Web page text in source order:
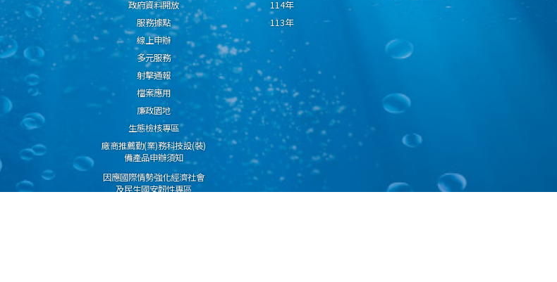
政府資料開放
服務據點
線上申辦
多元服務
射擊通報
檔案應用
廉政園地
生態檢核專區
廠商推薦勤(業)務科技設(裝)
備產品申辦須知
因應國際情勢強化經濟社會
及民生國安韌性專區
114年
113年